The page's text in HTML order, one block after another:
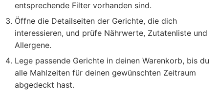
entsprechende Filter vorhanden sind.
Öffne die Detailseiten der Gerichte, die dich
interessieren, und prüfe Nährwerte, Zutatenliste und
Allergene.
Lege passende Gerichte in deinen Warenkorb, bis du
alle Mahlzeiten für deinen gewünschten Zeitraum
abgedeckt hast.